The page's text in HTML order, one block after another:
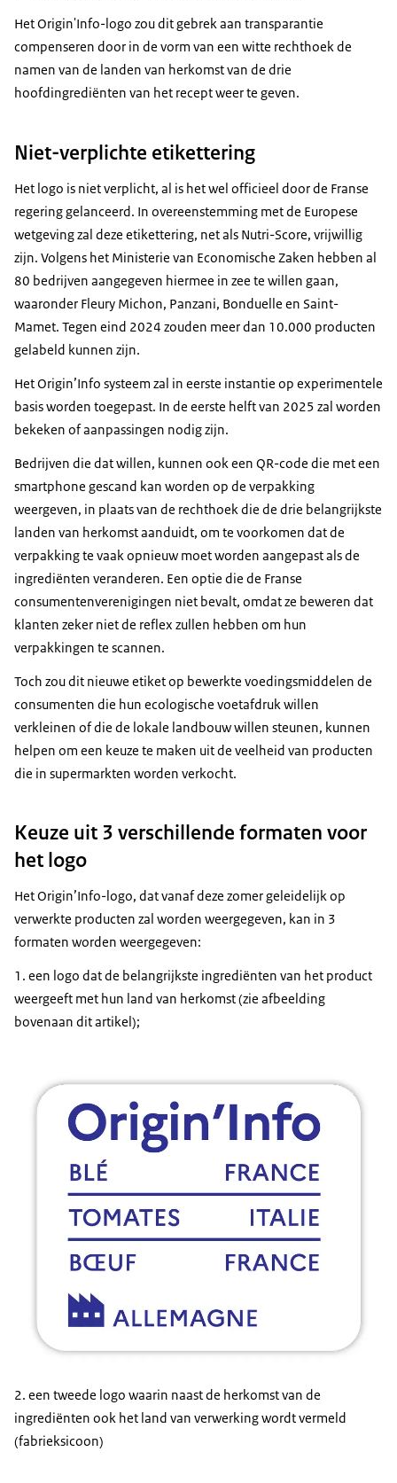
Het Origin'Info-logo zou dit gebrek aan transparantie
compenseren door in de vorm van een witte rechthoek de
namen van de landen van herkomst van de drie
hoofdingrediënten van het recept weer te geven.
Niet-verplichte etikettering
Het logo is niet verplicht, al is het wel officieel door de Franse
regering gelanceerd. In overeenstemming met de Europese
wetgeving zal deze etikettering, net als Nutri-Score, vrijwillig
zijn. Volgens het Ministerie van Economische Zaken hebben al
80 bedrijven aangegeven hiermee in zee te willen gaan,
waaronder Fleury Michon, Panzani, Bonduelle en Saint-
Mamet. Tegen eind 2024 zouden meer dan 10.000 producten
gelabeld kunnen zijn.
Het Origin’Info systeem zal in eerste instantie op experimentele
basis worden toegepast. In de eerste helft van 2025 zal worden
bekeken of aanpassingen nodig zijn.
Bedrijven die dat willen, kunnen ook een QR-code die met een
smartphone gescand kan worden op de verpakking
weergeven, in plaats van de rechthoek die de drie belangrijkste
landen van herkomst aanduidt, om te voorkomen dat de
verpakking te vaak opnieuw moet worden aangepast als de
ingrediënten veranderen. Een optie die de Franse
consumentenverenigingen niet bevalt, omdat ze beweren dat
klanten zeker niet de reflex zullen hebben om hun
verpakkingen te scannen.
Toch zou dit nieuwe etiket op bewerkte voedingsmiddelen de
consumenten die hun ecologische voetafdruk willen
verkleinen of die de lokale landbouw willen steunen, kunnen
helpen om een keuze te maken uit de veelheid van producten
die in supermarkten worden verkocht.
Keuze uit 3 verschillende formaten voor
het logo
Het Origin’Info-logo, dat vanaf deze zomer geleidelijk op
verwerkte producten zal worden weergegeven, kan in 3
formaten worden weergegeven:
1. een logo dat de belangrijkste ingrediënten van het product
weergeeft met hun land van herkomst (zie afbeelding
bovenaan dit artikel);
2. een tweede logo waarin naast de herkomst van de
ingrediënten ook het land van verwerking wordt vermeld
(fabrieksicoon)